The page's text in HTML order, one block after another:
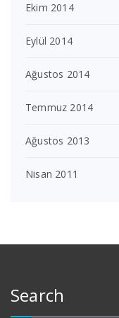
Ekim 2014
Eylül 2014
Ağustos 2014
Temmuz 2014
Ağustos 2013
Nisan 2011
Search